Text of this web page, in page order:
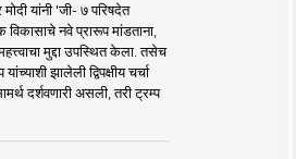
यांनी 'जी- ७ परिषदेत
नवे प्रारूप मांडताना,
मुद्दा उपस्थित केला. तसेच
यांच्याशी झालेली द्विपक्षीय चर्चा
दर्शवणारी असली, तरी ट्रम्प